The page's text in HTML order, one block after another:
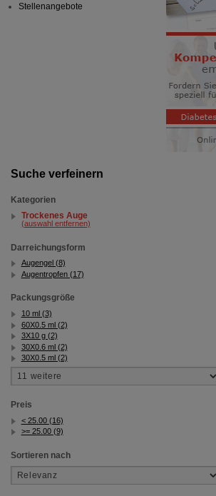
Suche verfeinern
Kategorien
Trockenes Auge
(auswahl entfernen)
Darreichungsform
Augengel (8)
Augentropfen (17)
Packungsgröße
10 ml (3)
60X0.5 ml (2)
3X10 g (2)
30X0.6 ml (2)
30X0.5 ml (2)
Preis
< 25.00 (16)
>= 25.00 (9)
Sortieren nach
Stellenangebote